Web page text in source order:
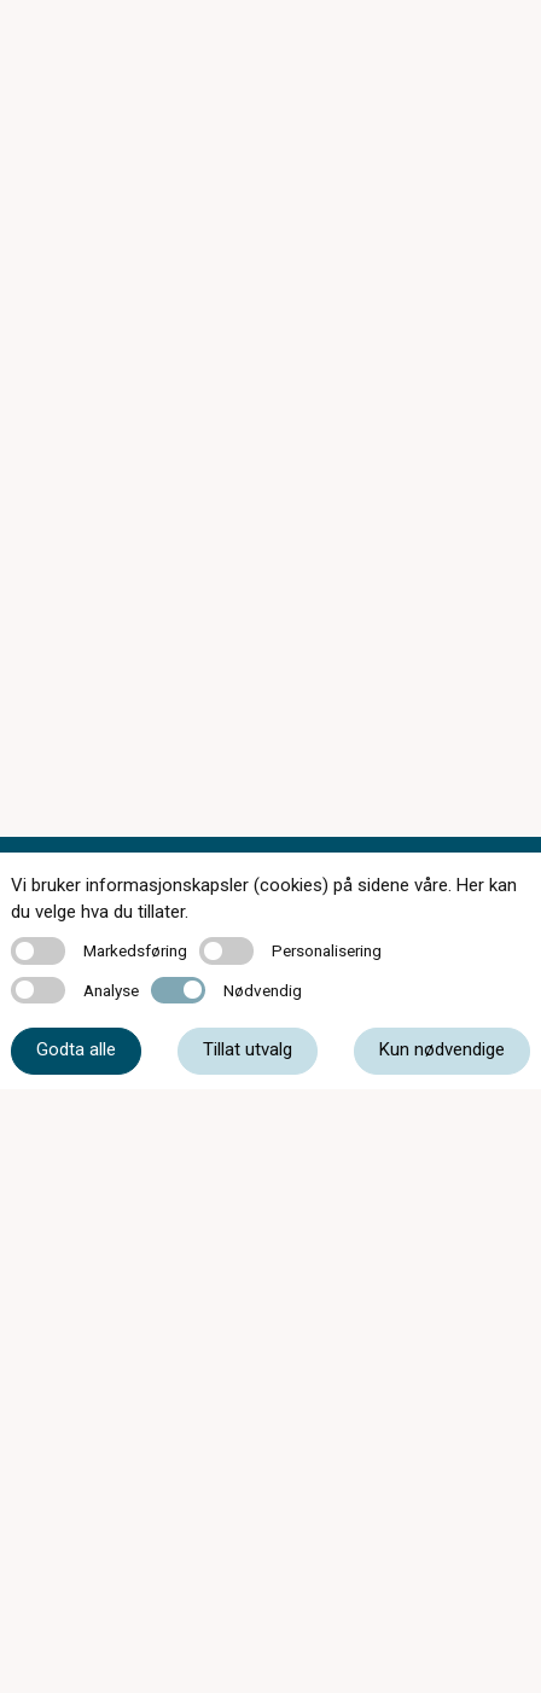
Kontakt oss
Vi bruker informasjonskapsler (cookies) på sidene våre. Her kan
du velge hva du tillater.
MarkedsføringMarkedsføring PersonaliseringPersonalisering
Analyse Analyse Nødvendig Nødvendig
Godta alle Tillat utvalg Kun nødvendige